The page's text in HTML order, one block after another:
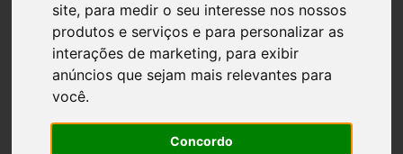
site, para medir o seu interesse nos nossos
produtos e serviços e para personalizar as
interações de marketing, para exibir
anúncios que sejam mais relevantes para
você.
Concordo